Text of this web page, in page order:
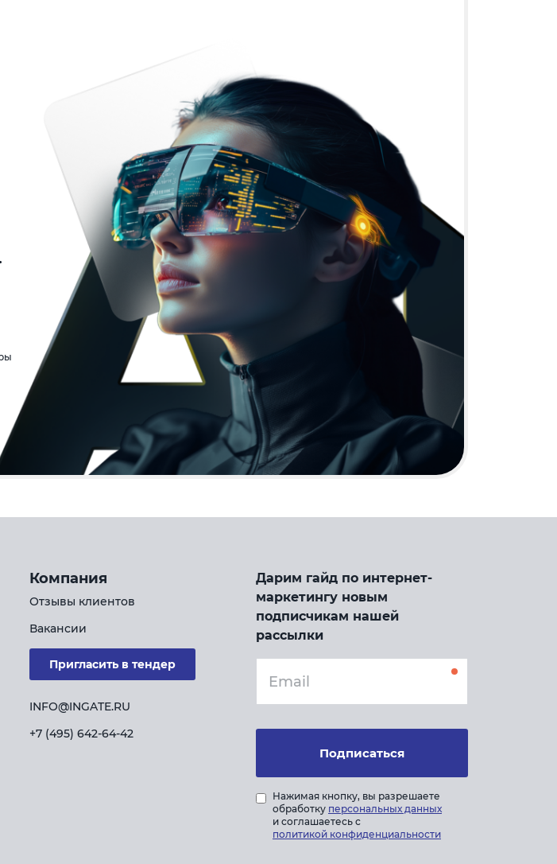
Компания
Отзывы клиентов
Вакансии
Пригласить в тендер
INFO@INGATE.RU
+7 (495) 642-64-42
Дарим гайд по интернет-
маркетингу новым
подписчикам нашей
рассылки
Подписаться
Нажимая кнопку, вы разрешаете
обработку персональных данных
и соглашаетесь с
политикой конфиденциальности